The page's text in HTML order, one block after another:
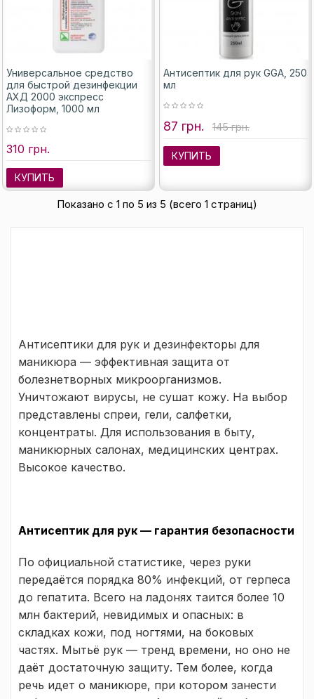
Универсальное средство
для быстрой дезинфекции
АХД 2000 экспресс
Лизоформ, 1000 мл
310 грн.
КУПИТЬ
Антисептик для рук GGA, 250
мл
87 грн. 145 грн.
КУПИТЬ
Показано с 1 по 5 из 5 (всего 1 страниц)
Антисептики для рук и дезинфекторы для
маникюра — эффективная защита от
болезнетворных микроорганизмов.
Уничтожают вирусы, не сушат кожу. На выбор
представлены спреи, гели, салфетки,
концентраты. Для использования в быту,
маникюрных салонах, медицинских центрах.
Высокое качество.
Антисептик для рук — гарантия безопасности
По официальной статистике, через руки
передаётся порядка 80% инфекций, от герпеса
до гепатита. Всего на ладонях таится более 10
млн бактерий, невидимых и опасных: в
складках кожи, под ногтями, на боковых
частях. Мытьё рук — тренд времени, но оно не
даёт достаточную защиту. Тем более, когда
речь идет о маникюре, при котором занести